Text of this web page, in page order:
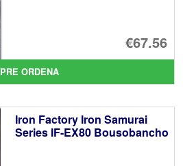
€67.56
PRE ORDENA
Iron Factory Iron Samurai
Series IF-EX80 Bousobancho